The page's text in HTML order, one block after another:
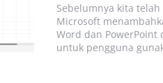
Sebelumnya kita
Microsoft
Word dan PowerPoint
untuk pengguna